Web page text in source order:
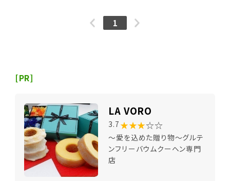
1
[PR]
LA VORO
3.7 ★★★☆☆
～愛を込めた贈り物～グルテ
ンフリーバウムクーヘン専門
店